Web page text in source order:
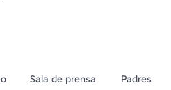
Sala de prensa
Padres